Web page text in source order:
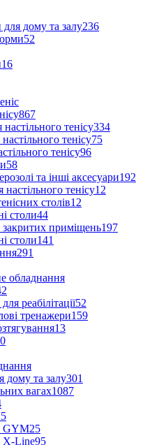
для дому та залу236
52
16
867
тенісу334
тенісу75
тенісу96
58
та інші аксесуари192
тенісу12
столів12
столи44
закритих приміщень197
столи141
291
обладнання
реабілітації52
тренажери159
13
дому та залу301
вагах1087
GYM25
X-Line95